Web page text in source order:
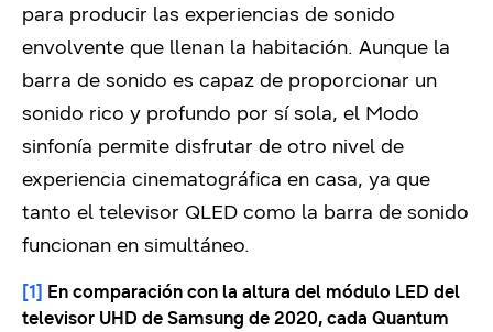
para producir las experiencias de sonido
envolvente que llenan la habitación. Aunque la
barra de sonido es capaz de proporcionar un
sonido rico y profundo por sí sola, el Modo
sinfonía permite disfrutar de otro nivel de
experiencia cinematográfica en casa, ya que
tanto el televisor QLED como la barra de sonido
funcionan en simultáneo.
[1] En comparación con la altura del módulo LED del
televisor UHD de Samsung de 2020, cada Quantum